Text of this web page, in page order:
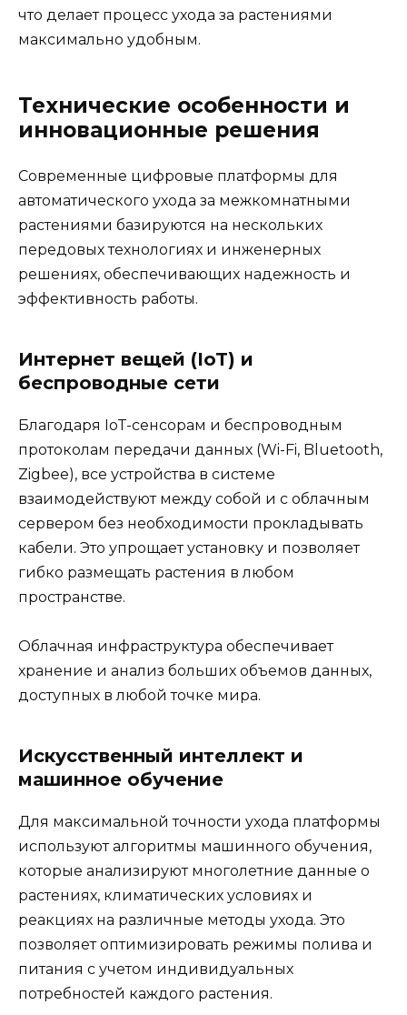
что делает процесс ухода за растениями
максимально удобным.
Технические особенности и
инновационные решения
Современные цифровые платформы для
автоматического ухода за межкомнатными
растениями базируются на нескольких
передовых технологиях и инженерных
решениях, обеспечивающих надежность и
эффективность работы.
Интернет вещей (IoT) и
беспроводные сети
Благодаря IoT-сенсорам и беспроводным
протоколам передачи данных (Wi-Fi, Bluetooth,
Zigbee), все устройства в системе
взаимодействуют между собой и с облачным
сервером без необходимости прокладывать
кабели. Это упрощает установку и позволяет
гибко размещать растения в любом
пространстве.
Облачная инфраструктура обеспечивает
хранение и анализ больших объемов данных,
доступных в любой точке мира.
Искусственный интеллект и
машинное обучение
Для максимальной точности ухода платформы
используют алгоритмы машинного обучения,
которые анализируют многолетние данные о
растениях, климатических условиях и
реакциях на различные методы ухода. Это
позволяет оптимизировать режимы полива и
питания с учетом индивидуальных
потребностей каждого растения.